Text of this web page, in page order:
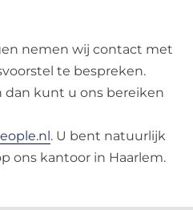
nemen wij contact met
te bespreken.
dan kunt u ons bereiken
. U bent natuurlijk
ons kantoor in Haarlem.